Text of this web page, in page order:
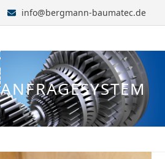
info@bergmann-baumatec.de
ANFRAGESYSTEM